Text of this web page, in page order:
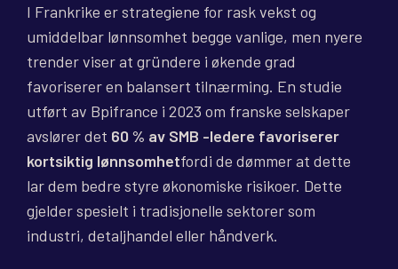
I Frankrike er strategiene for rask vekst og
umiddelbar lønnsomhet begge vanlige, men nyere
trender viser at gründere i økende grad
favoriserer en balansert tilnærming. En studie
utført av Bpifrance i 2023 om franske selskaper
avslører det 60 % av SMB -ledere favoriserer
kortsiktig lønnsomhetfordi de dømmer at dette
lar dem bedre styre økonomiske risikoer. Dette
gjelder spesielt i tradisjonelle sektorer som
industri, detaljhandel eller håndverk.